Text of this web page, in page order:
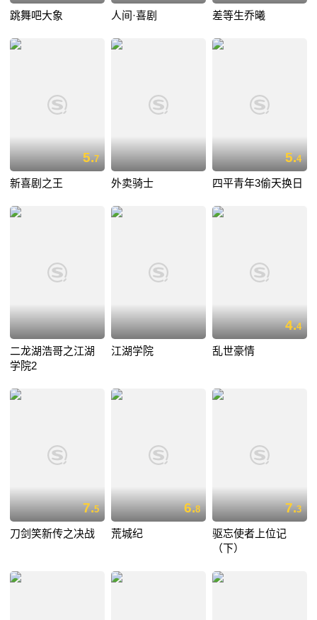
跳舞吧大象 人间·喜剧 差等生乔曦
5.7
新喜剧之王 外卖骑士
5.4
四平青年3偷天换日
二龙湖浩哥之江湖
学院2
江湖学院
4.4
乱世豪情
7.5
刀剑笑新传之决战
6.8
荒城纪
7.3
驱忘使者上位记
（下）